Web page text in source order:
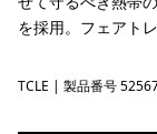
を採用。フェアト
Tropiclimb: Hot Ember
TCLE | 製品番号